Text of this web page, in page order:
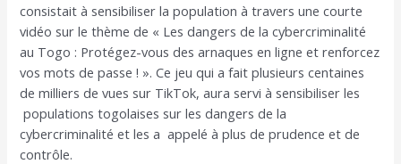
consistait à sensibiliser la population à travers une courte
vidéo sur le thème de « Les dangers de la cybercriminalité
au Togo : Protégez-vous des arnaques en ligne et renforcez
vos mots de passe ! ». Ce jeu qui a fait plusieurs centaines
de milliers de vues sur TikTok, aura servi à sensibiliser les
populations togolaises sur les dangers de la
cybercriminalité et les a appelé à plus de prudence et de
contrôle.